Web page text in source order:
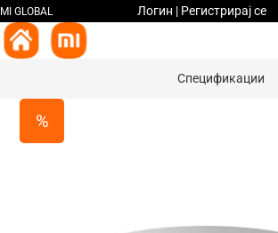
MI GLOBAL Логин | Регистрирај се
Спецификации
%